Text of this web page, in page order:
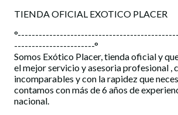
TIENDA OFICIAL EXOTICO PLACER
-----------------------°
Somos Exótico Placer, tienda oficial y
el mejor servicio y asesoria profesional ,
incomparables y con la rapidez que
contamos con más de 6 años de
nacional.